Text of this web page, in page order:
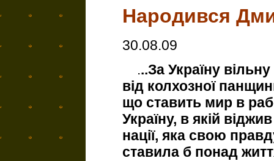
Народився
30.08.09
...За Україну
від колхозної
що ставить мир в
Україну, в якій
нації, яка свою
ставила б понад